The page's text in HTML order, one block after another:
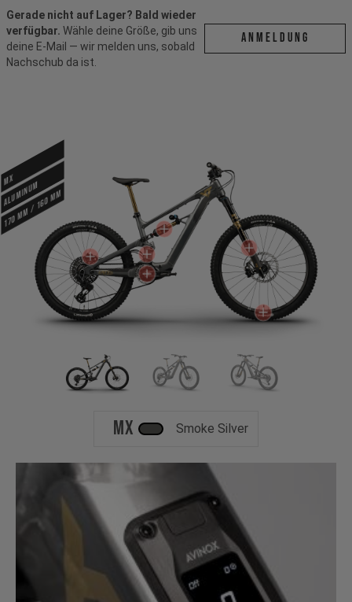
Gerade nicht auf Lager? Bald wieder
verfügbar. Wähle deine Größe, gib uns
deine E-Mail — wir melden uns, sobald
Nachschub da ist.
ANMELDUNG
MX
ALUMINUM
170 mm / 160 mm
MX Smoke Silver